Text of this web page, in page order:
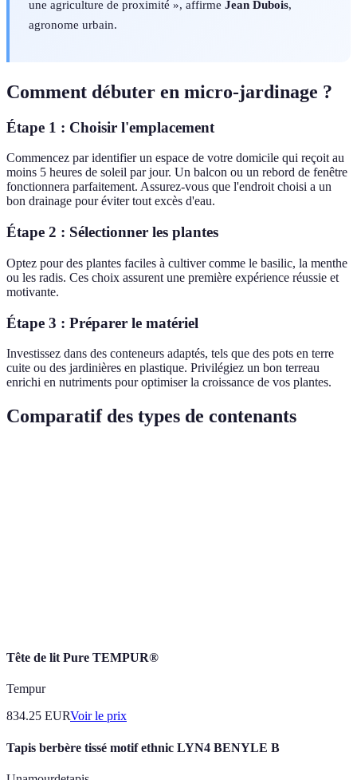
une agriculture de proximité », affirme Jean Dubois,
agronome urbain.
Comment débuter en micro-jardinage ?
Étape 1 : Choisir l'emplacement
Commencez par identifier un espace de votre domicile qui reçoit au
moins 5 heures de soleil par jour. Un balcon ou un rebord de fenêtre
fonctionnera parfaitement. Assurez-vous que l'endroit choisi a un
bon drainage pour éviter tout excès d'eau.
Étape 2 : Sélectionner les plantes
Optez pour des plantes faciles à cultiver comme le basilic, la menthe
ou les radis. Ces choix assurent une première expérience réussie et
motivante.
Étape 3 : Préparer le matériel
Investissez dans des conteneurs adaptés, tels que des pots en terre
cuite ou des jardinières en plastique. Privilégiez un bon terreau
enrichi en nutriments pour optimiser la croissance de vos plantes.
Comparatif des types de contenants
Tête de lit Pure TEMPUR®
Tempur
834.25 EURVoir le prix
Tapis berbère tissé motif ethnic LYN4 BENYLE B